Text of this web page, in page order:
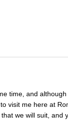
time, and
visit me here at
we will suit, and